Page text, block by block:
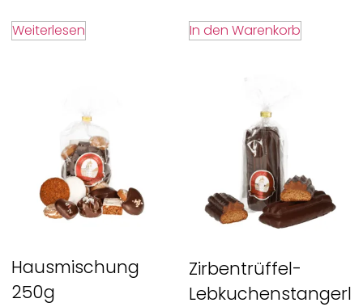
Weiterlesen In den Warenkorb
Hausmischung
250g
Zirbentrüffel-
Lebkuchenstangerl